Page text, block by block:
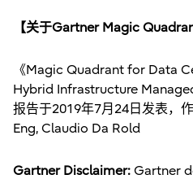
【关于Gartner Magic
《Magic Quadrant for Data
Hybrid Infrastructure
报告于2019年7月24日发表，
Eng, Claudio Da Rold
Gartner Disclaimer: Gartner